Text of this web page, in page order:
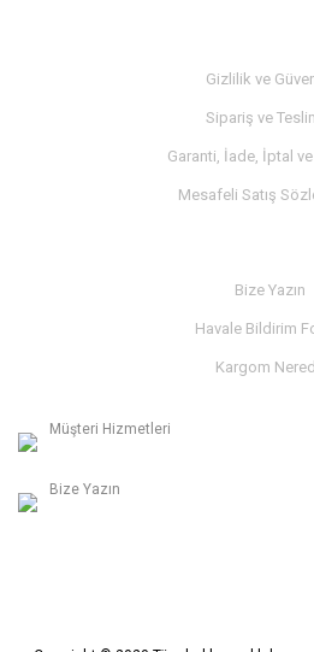
Gizlilik ve
Sipariş ve
Garanti, İade, İptal
Mesafeli Satış
Bize Yazın
Havale Bildirim
Kargom
Müşteri Hizmetleri
Bize Yazın